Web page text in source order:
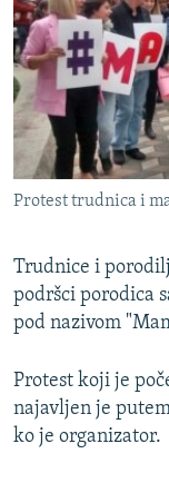
RSE PRIČE IZ
ISPRIČAJ MI
DNEVNO@RSE
SPECIJALI RSE
VIŠE OD NASLOVA
POPLAVE I KLIZIŠTA
TV LIBERTY
POST SCRIPTUM
MOJA EVROPA
TRI DECENIJE OD
SVE KARTE DEJTONA
PRATITE NAS
Sve RFE/RL
Protest trudnica i
Trudnice i
podršci porodica
pod nazivom
Protest koji je
najavljen je
ko je organizator.